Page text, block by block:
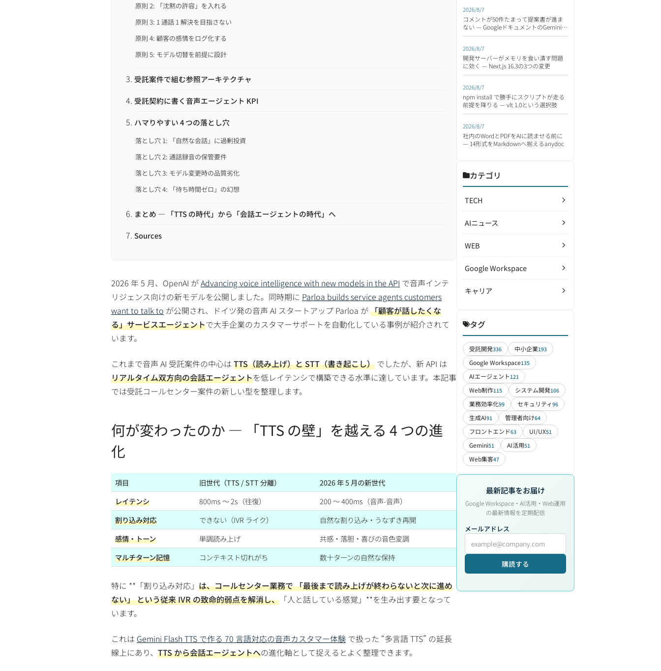
原則 2: 「沈黙の許容」を入れる
原則 3: 1 通話 1 解決を目指さない
原則 4: 顧客の感情をログ化する
原則 5: モデル切替を前提に設計
受託案件で組む参照アーキテクチャ
受託契約に書く音声エージェント KPI
ハマりやすい 4 つの落とし穴
落とし穴 1: 「自然な会話」に過剰投資
落とし穴 2: 通話録音の保管要件
落とし穴 3: モデル変更時の品質劣化
落とし穴 4: 「待ち時間ゼロ」の幻想
まとめ — 「TTS の時代」から「会話エージェントの時代」へ
Sources
2026 年 5 月、OpenAI がAdvancing voice intelligence with new models in the API で音声インテ
リジェンス向けの新モデルを公開しました。同時期に Parloa builds service agents customers
want to talk to が公開され、ドイツ発の音声 AI スタートアップ Parloa が「顧客が話したくな
る」サービスエージェントで大手企業のカスタマーサポートを自動化している事例が紹介されて
います。
これまで音声 AI 受託案件の中心は TTS（読み上げ）と STT（書き起こし） でしたが、新 API は
リアルタイム双方向の会話エージェントを低レイテンシで構築できる水準に達しています。本記事
では受託コールセンター案件の新しい型を整理します。
何が変わったのか — 「TTS の壁」を越える 4 つの進
化
項目 旧世代（TTS / STT 分離）
2026 年 5 月の新世代
レイテンシ
800ms 〜 2s（往復）
200 〜 400ms（音声-音声）
割り込み対応
できない（IVR ライク）
自然な割り込み・うなずき再開
感情・トーン
単調読み上げ
共感・落胆・喜びの音色変調
マルチターン記憶
コンテキスト切れがち 数十ターンの自然な保持
特に **「割り込み対応」 は、コールセンター業務で「最後まで読み上げが終わらないと次に進め
ない」という従来 IVR の致命的弱点を解消し、 「人と話している感覚」**を生み出す要となって
います。
これは Gemini Flash TTS で作る 70 言語対応の音声カスタマー体験 で扱った “多言語 TTS” の延長
線上にあり、 TTS から会話エージェントへの進化軸として捉えるとよく整理できます。
2026/8/7
コメントが50件たまって提案書が進ま
ない — GoogleドキュメントのGeminiが
読んで返す
2026/8/7
開発サーバーがメモリを食い潰す問題
に効く — Next.js 16.3の3つの変更
2026/8/7
npm install で勝手にスクリプトが走る
前提を降りる — vlt 1.0という選択肢
2026/8/7
社内のWordとPDFをAIに読ませる前に
— 14形式をMarkdownへ揃えるanydoc
カテゴリ
TECH
AIニュース
WEB
Google Workspace
キャリア
タグ
受託開発336 中小企業193
Google Workspace135
AIエージェント 121
Web制作115 システム開発106
業務効率化99 セキュリティ96
生成AI91 管理者向け64
フロントエンド63 UI/UX51
Gemini51 AI活用51
Web集客47
最新記事をお届け
Google Workspace・AI活用・Web運用
の最新情報を定期配信
メールアドレス
購読する